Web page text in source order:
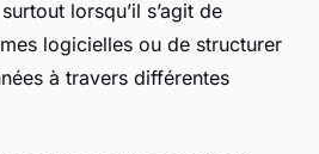
lorsqu’il s’agit de
logicielles ou de structurer
à travers différentes